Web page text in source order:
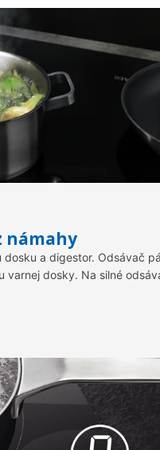
námahy
a digestor. Odsávač
dosky. Na silné